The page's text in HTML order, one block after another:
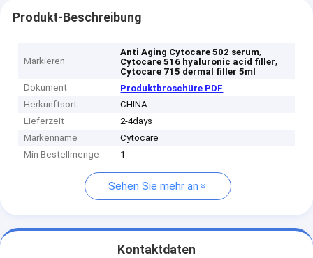
Produkt-Beschreibung
Markieren
Anti Aging Cytocare 502 serum,
Cytocare 516 hyaluronic acid filler,
Cytocare 715 dermal filler 5ml
Dokument
Produktbroschüre PDF
Herkunftsort
CHINA
Lieferzeit
2-4days
Markenname
Cytocare
Min Bestellmenge
1
Sehen Sie mehr an
Kontaktdaten